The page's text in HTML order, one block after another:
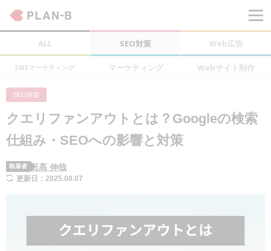
ALL SEO対策 Web広告
SNSマーケティング マーケティング Webサイト制作
SEO対策
クエリファンアウトとは？Googleの検索
仕組み・SEOへの影響と対策
執筆者 日髙 伸哉
更新日：2025.08.07